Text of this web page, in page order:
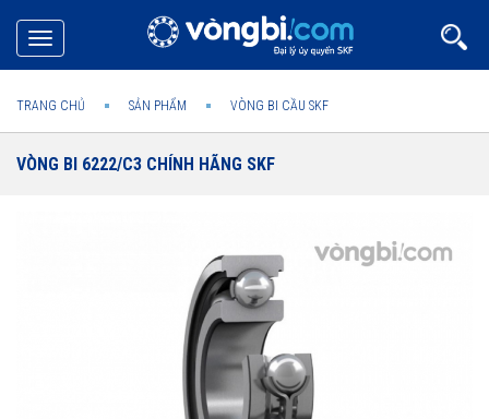
Toggle
navigation
TRANG CHỦ SẢN PHẨM VÒNG BI CẦU SKF
VÒNG BI 6222/C3 CHÍNH HÃNG SKF